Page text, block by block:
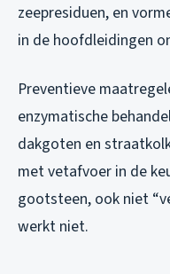
zeepresiduen, en
in de hoofdleidingen
Preventieve
enzymatische
dakgoten en
met vetafvoer in de
gootsteen, ook niet
werkt niet.